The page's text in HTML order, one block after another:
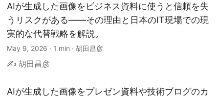
AIが生成した画像をビジネス資料に使うと信頼を失
うリスクがある——その理由と日本のIT現場での現
実的な代替戦略を解説。
May 9, 2026 · 1 min · 胡田昌彦
✍️ 胡田昌彦
AIが生成した画像をプレゼン資料や技術ブログのカ